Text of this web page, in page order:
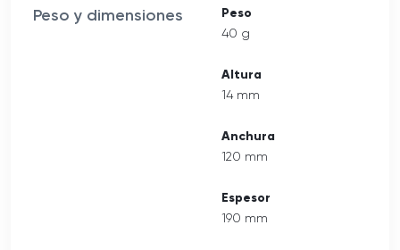
Peso y dimensiones Peso
40 g
Altura
14 mm
Anchura
120 mm
Espesor
190 mm